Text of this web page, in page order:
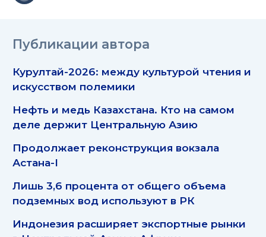
Публикации автора
Курултай-2026: между культурой чтения и
искусством полемики
Нефть и медь Казахстана. Кто на самом
деле держит Центральную Азию
Продолжает реконструкция вокзала
Астана-I
Лишь 3,6 процента от общего объема
подземных вод используют в РК
Индонезия расширяет экспортные рынки